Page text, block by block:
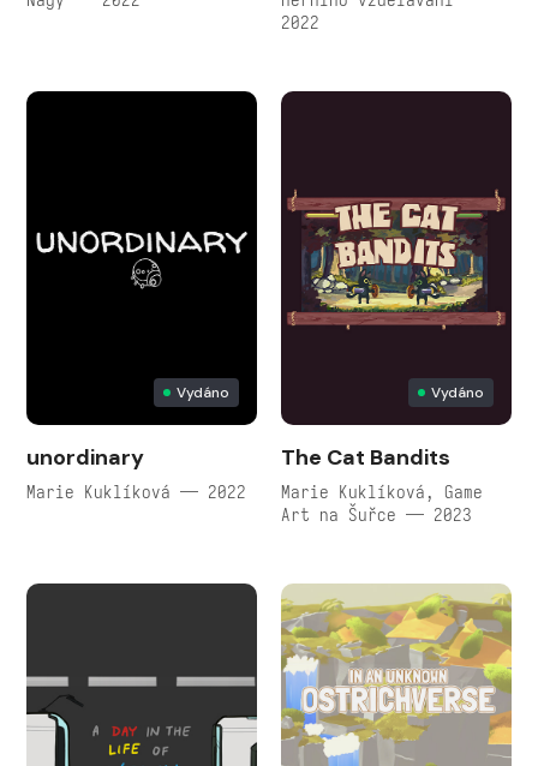
2022
Vydáno
unordinary
Marie Kuklíková — 2022
Vydáno
The Cat Bandits
Marie Kuklíková, Game
Art na Šuřce — 2023